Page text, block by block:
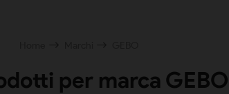
per marca GEBO